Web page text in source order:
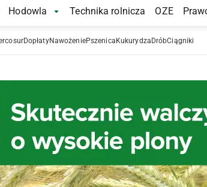
Main
Submenu
Hodowla Hodowla Submenu
Technika rolnicza OZE
DopłatyNawożeniePszenica Kukurydza DróbCiągniki